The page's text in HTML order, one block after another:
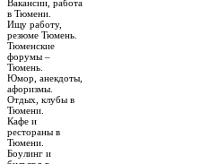
Вакансии, работа
в Тюмени.
Ищу работу,
резюме Тюмень.
Тюменские
форумы –
Тюмень.
Юмор, анекдоты,
афоризмы.
Отдых, клубы в
Тюмени.
Кафе и
рестораны в
Тюмени.
Боулинг и